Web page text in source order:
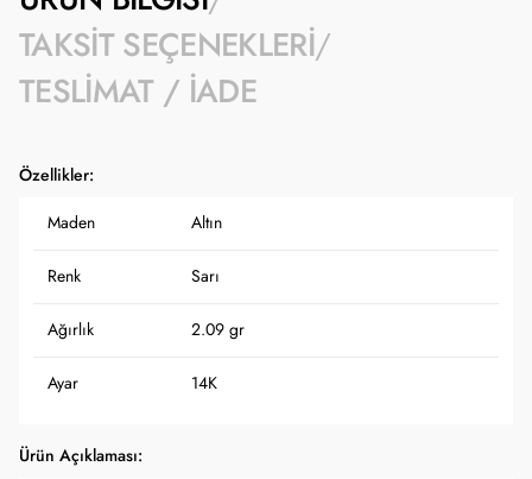
TAKSIT SEÇENEKLERI
TESLIMAT / İADE
Özellikler:
Maden Altın
Renk Sarı
Ağırlık 2.09 gr
Ayar 14K
Ürün Açıklaması: